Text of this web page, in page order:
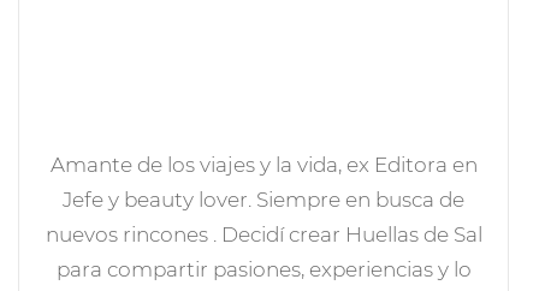
Amante de los viajes y la vida, ex Editora en
Jefe y beauty lover. Siempre en busca de
nuevos rincones . Decidí crear Huellas de Sal
para compartir pasiones, experiencias y lo